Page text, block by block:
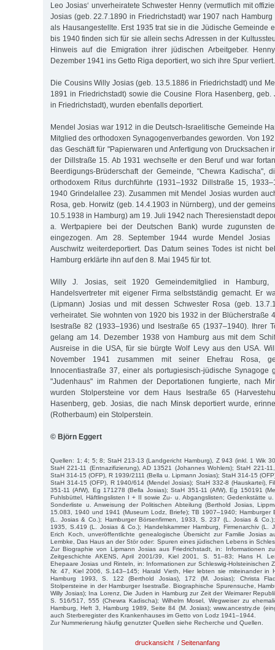
Leo Josias‘ unverheiratete Schwester Henny (vermutlich mit
Josias (geb. 22.7.1890 in Friedrichstadt) war 1907 nach
als Hausangestellte. Erst 1935 trat sie in die Jüdische Gemeinde
bis 1940 finden sich für sie allein sechs Adressen in der
Hinweis auf die Emigration ihrer jüdischen Arbeitgeber.
Dezember 1941 ins Getto Riga deportiert, wo sich ihre Spur verliert.
Die Cousins Willy Josias (geb. 13.5.1886 in Friedrichstadt) und
1891 in Friedrichstadt) sowie die Cousine Flora Hasenberg, geb.
in Friedrichstadt), wurden ebenfalls deportiert.
Mendel Josias war 1912 in die Deutsch-Israelitische Gemeinde
Mitglied des orthodoxen Synagogenverbandes geworden. Von
das Geschäft für "Papierwaren und Anfertigung von Drucksachen
der Dillstraße 15. Ab 1931 wechselte er den Beruf und war
Beerdigungs-Brüderschaft der Gemeinde, "Chewra Kadischa",
orthodoxem Ritus durchführte (1931–1932 Dillstraße 15,
1940 Grindelallee 23). Zusammen mit Mendel Josias wurden
Rosa, geb. Horwitz (geb. 14.4.1903 in Nürnberg), und der
10.5.1938 in Hamburg) am 19. Juli 1942 nach Theresienstadt
a. Wertpapiere bei der Deutschen Bank) wurde zugunsten
eingezogen. Am 28. September 1944 wurde Mendel Josias
Auschwitz weiterdeportiert. Das Datum seines Todes ist nicht
Hamburg erklärte ihn auf den 8. Mai 1945 für tot.
Willy J. Josias, seit 1920 Gemeindemitglied in
Handelsvertreter mit eigener Firma selbstständig gemacht. Er
(Lipmann) Josias und mit dessen Schwester Rosa (geb.
verheiratet. Sie wohnten von 1920 bis 1932 in der Blücherstraße
Isestraße 82 (1933–1936) und Isestraße 65 (1937–1940). Ihrer
gelang am 14. Dezember 1938 von Hamburg aus mit dem
Ausreise in die USA, für sie bürgte Wolf Levy aus den USA.
November 1941 zusammen mit seiner Ehefrau Rosa,
Innocentiastraße 37, einer als portugiesisch-jüdische Synagoge
"Judenhaus" im Rahmen der Deportationen fungierte, nach
wurden Stolpersteine vor dem Haus Isestraße 65
Hasenberg, geb. Josias, die nach Minsk deportiert wurde,
(Rotherbaum) ein Stolperstein.
© Björn Eggert
Quellen: 1; 4; 5; 8; StaH 213-13 (Landgericht Hamburg), Z 943 (inkl. 1 Wik
StaH 221-11 (Entnazifizierung), AD 13521 (Johannes Wohlers); StaH 221-
StaH 314-15 (OFP), R 1939/2111 (Bella u. Lipmann Josias); StaH 314-15
StaH 314-15 (OFP), R 1940/614 (Mendel Josias); StaH 332-8 (Hauskartei),
351-11 (AfW), Eg 171278 (Bella Josias); StaH 351-11 (AfW), Eg 150191
Fuhlsbüttel, Häftlingslisten I + II sowie Zu- u. Abgangslisten; Gedenkstätte
Sonderliste u. Anweisung der Politischen Abteilung (Berthold Josias,
15.083, 1940 und 1941 (Museum Lodz, Briefe); TB 1907–1940; Hamburger
(L. Josias & Co.); Hamburger Börsenfirmen, 1933, S. 237 (L. Josias &
1935, S.419 (L. Josias & Co.); Handelskammer Hamburg, Firmenarchiv (L.
Erich Koch, unveröffentlichte genealogische Übersicht zur Familie Josias
Lembke, Das Haus an der Stör oder: Spuren eines jüdischen Lebens in
Zur Biographie von Lipmann Josias aus Friedrichstadt, in: Informationen
Zeitgeschichte AKENS, April 2001/39, Kiel 2001, S. 51–83; Hans H.
Ehepaare Josias und Rinteln, in: Informationen zur Schleswig-Holsteinischen
Nr. 47, Kiel 2006, S.143–145; Harald Vieth, Hier lebten sie miteinander in
Hamburg 1993, S. 122 (Berthold Josias), 172 (M. Josias); Christa
Stolpersteine in der Hamburger Isestraße. Biographische Spurensuche,
Willy Josias); Ina Lorenz, Die Juden in Hamburg zur Zeit der Weimarer
S. 516/517, 555 (Chewra Kadischa); Wilhelm Mosel, Wegweiser zu
Hamburg, Heft 3, Hamburg 1989, Seite 84 (M. Josias); www.ancestry.de
auch Sterberegister des Krankenhauses im Getto von Lodz 1941–1944.
Zur Nummerierung häufig genutzter Quellen siehe Recherche und Quellen.
druckansicht / Seitenanfang